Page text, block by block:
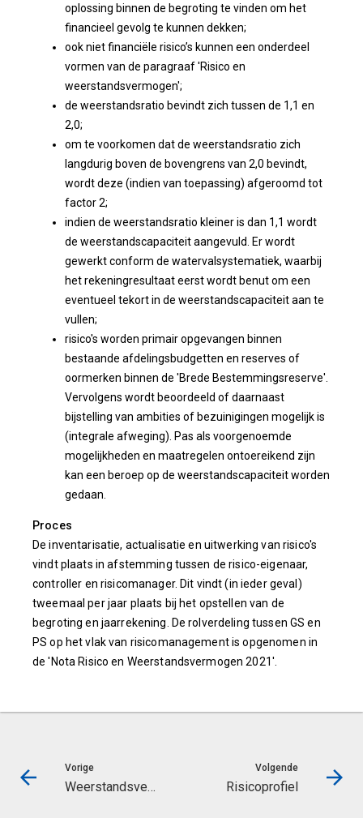
oplossing binnen de begroting te vinden om het
financieel gevolg te kunnen dekken;
ook niet financiële risico’s kunnen een onderdeel
vormen van de paragraaf 'Risico en
weerstandsvermogen';
de weerstandsratio bevindt zich tussen de 1,1 en
2,0;
om te voorkomen dat de weerstandsratio zich
langdurig boven de bovengrens van 2,0 bevindt,
wordt deze (indien van toepassing) afgeroomd tot
factor 2;
indien de weerstandsratio kleiner is dan 1,1 wordt
de weerstandscapaciteit aangevuld. Er wordt
gewerkt conform de watervalsystematiek, waarbij
het rekeningresultaat eerst wordt benut om een
eventueel tekort in de weerstandscapaciteit aan te
vullen;
risico's worden primair opgevangen binnen
bestaande afdelingsbudgetten en reserves of
oormerken binnen de 'Brede Bestemmingsreserve'.
Vervolgens wordt beoordeeld of daarnaast
bijstelling van ambities of bezuinigingen mogelijk is
(integrale afweging). Pas als voorgenoemde
mogelijkheden en maatregelen ontoereikend zijn
kan een beroep op de weerstandscapaciteit worden
gedaan.
Proces
De inventarisatie, actualisatie en uitwerking van risico's
vindt plaats in afstemming tussen de risico-eigenaar,
controller en risicomanager. Dit vindt (in ieder geval)
tweemaal per jaar plaats bij het opstellen van de
begroting en jaarrekening. De rolverdeling tussen GS en
PS op het vlak van risicomanagement is opgenomen in
de 'Nota Risico en Weerstandsvermogen 2021'.
Vorige
Weerstandsvermogen en risicobeheersing
Volgende
Risicoprofiel